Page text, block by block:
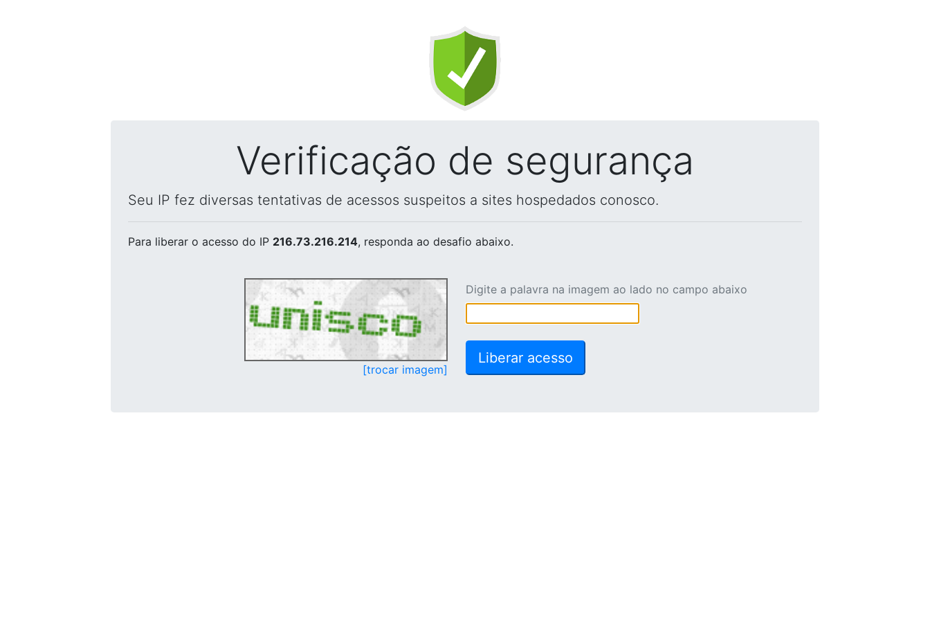
Verificação de segurança
Seu IP fez diversas tentativas de acessos suspeitos a sites hospedados conosco.
Para liberar o acesso do IP 216.73.216.214, responda ao desafio abaixo.
[trocar imagem]
Digite a palavra na imagem ao lado no campo abaixo